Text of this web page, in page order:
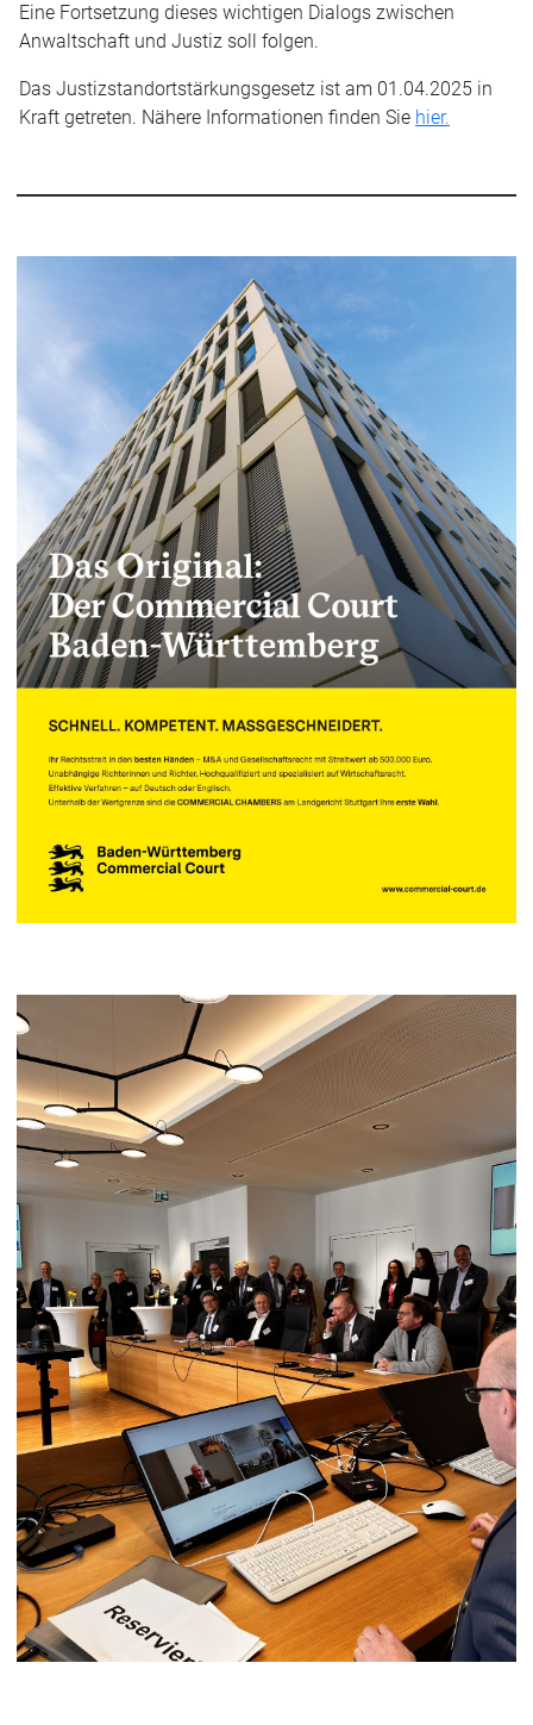
Eine Fortsetzung dieses wichtigen Dialogs zwischen
Anwaltschaft und Justiz soll folgen.
Das Justizstandortstärkungsgesetz ist am 01.04.2025 in
Kraft getreten. Nähere Informationen finden Sie hier.